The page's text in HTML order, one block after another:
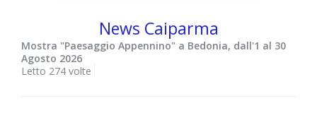
News Caiparma
Mostra "Paesaggio Appennino" a Bedonia, dall'1 al 30
Agosto 2026
Letto 274 volte